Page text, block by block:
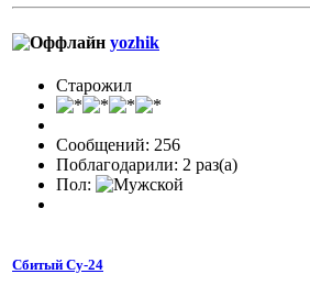
yozhik
Старожил
Сообщений: 256
Поблагодарили: 2 раз(а)
Пол:
Сбитый Су-24